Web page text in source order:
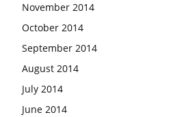
November 2014
October 2014
September 2014
August 2014
July 2014
June 2014